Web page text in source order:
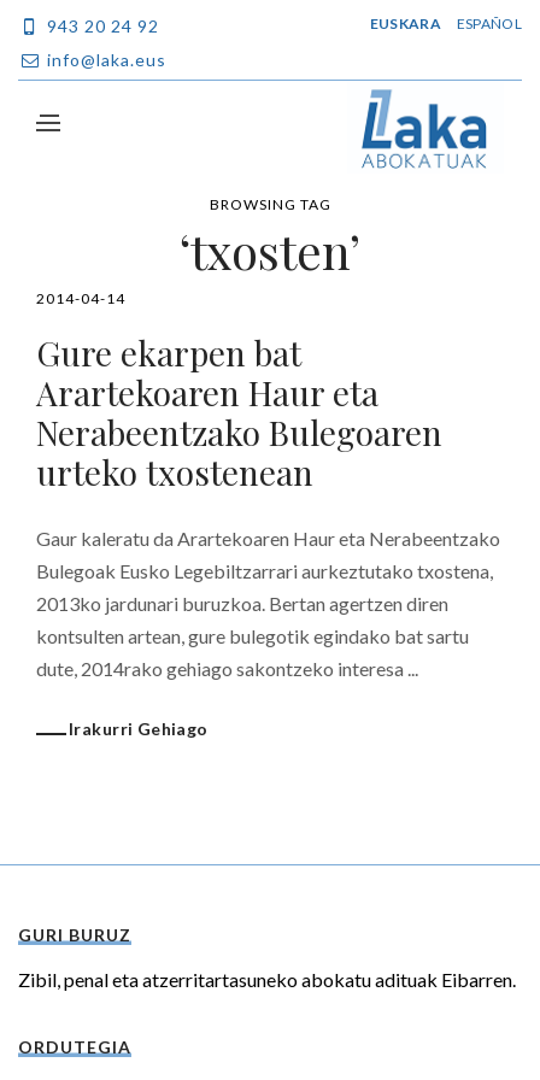
943 20 24 92
info@laka.eus
EUSKARA ESPAÑOL
BROWSING TAG
‘txosten’
2014-04-14
Gure ekarpen bat
Arartekoaren Haur eta
Nerabeentzako Bulegoaren
urteko txostenean
Gaur kaleratu da Arartekoaren Haur eta Nerabeentzako
Bulegoak Eusko Legebiltzarrari aurkeztutako txostena,
2013ko jardunari buruzkoa. Bertan agertzen diren
kontsulten artean, gure bulegotik egindako bat sartu
dute, 2014rako gehiago sakontzeko interesa ...
Irakurri Gehiago
GURI BURUZ
Zibil, penal eta atzerritartasuneko abokatu adituak Eibarren.
ORDUTEGIA